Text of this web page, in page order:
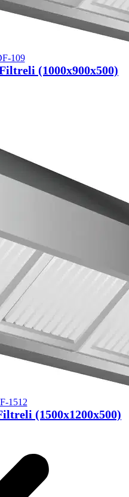
109
(1000x900x500)
1512
(1500x1200x500)